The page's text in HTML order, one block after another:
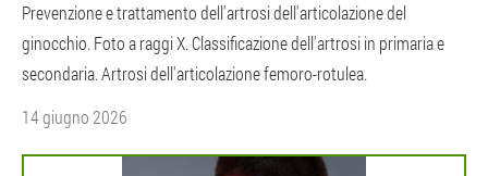
Prevenzione e trattamento dell'artrosi dell'articolazione del
ginocchio. Foto a raggi X. Classificazione dell'artrosi in primaria e
secondaria. Artrosi dell'articolazione femoro-rotulea.
14 giugno 2026